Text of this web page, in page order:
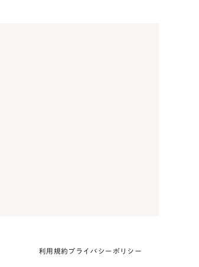
利用規約プライバシーポリシー